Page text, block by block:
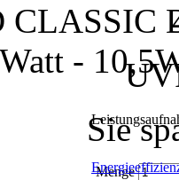
Sie
Menge
Watt -